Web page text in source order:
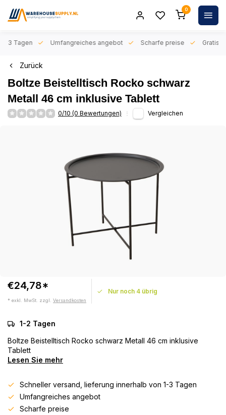
0
3 Tagen Umfangreiches angebot Scharfe preise Gratis
Zurück
Boltze Beistelltisch Rocko schwarz
Metall 46 cm inklusive Tablett
0/10 (0 Bewertungen) Vergleichen
€24,78*
* exkl. MwSt. zzgl. Versandkosten
Nur noch 4 übrig
1-2 Tagen
Boltze Beistelltisch Rocko schwarz Metall 46 cm inklusive
Tablett
Lesen Sie mehr
Schneller versand, lieferung innerhalb von 1-3 Tagen
Umfangreiches angebot
Scharfe preise